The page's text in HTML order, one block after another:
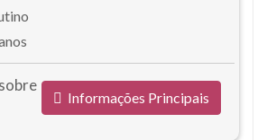
Informações Principais